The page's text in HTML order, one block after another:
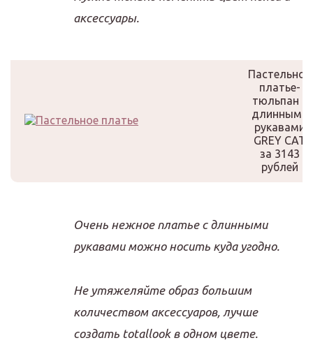
аксессуары.
Пастельное
платье-
тюльпан с
длинными
рукавами
GREY CAT
за 3143
рублей
Очень нежное платье с длинными
рукавами можно носить куда угодно.
Не утяжеляйте образ большим
количеством аксессуаров, лучше
создать totallook в одном цвете.